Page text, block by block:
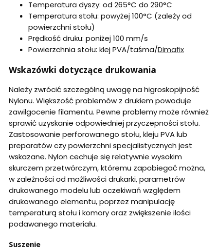
Temperatura dyszy: od 265°C do 290°C
Temperatura stołu: powyżej 100°C (zależy od
powierzchni stołu)
Prędkość druku: poniżej 100 mm/s
Powierzchnia stołu: klej PVA/taśma/Dimafix
Wskazówki dotyczące drukowania
Należy zwrócić szczególną uwagę na higroskopijność
Nylonu. Większość problemów z drukiem powoduje
zawilgocenie filamentu. Pewne problemy może również
sprawić uzyskanie odpowiedniej przyczepności stołu.
Zastosowanie perforowanego stołu, kleju PVA lub
preparatów czy powierzchni specjalistycznych jest
wskazane. Nylon cechuje się relatywnie wysokim
skurczem przetwórczym, któremu zapobiegać można,
w zależności od możliwości drukarki, parametrów
drukowanego modelu lub oczekiwań względem
drukowanego elementu, poprzez manipulację
temperaturą stołu i komory oraz zwiększenie ilości
podawanego materiału.
Suszenie